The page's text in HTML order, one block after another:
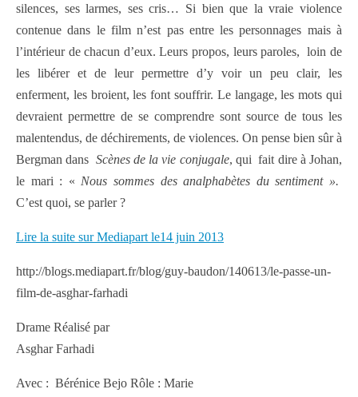
silences, ses larmes, ses cris… Si bien que la vraie violence
contenue dans le film n’est pas entre les personnages mais à
l’intérieur de chacun d’eux. Leurs propos, leurs paroles, loin de
les libérer et de leur permettre d’y voir un peu clair, les
enferment, les broient, les font souffrir. Le langage, les mots qui
devraient permettre de se comprendre sont source de tous les
malentendus, de déchirements, de violences. On pense bien sûr à
Bergman dans Scènes de la vie conjugale, qui fait dire à Johan,
le mari : « Nous sommes des analphabètes du sentiment ».
C’est quoi, se parler ?
Lire la suite sur Mediapart le14 juin 2013
http://blogs.mediapart.fr/blog/guy-baudon/140613/le-passe-un-
film-de-asghar-farhadi
Drame Réalisé par
Asghar Farhadi
Avec : Bérénice Bejo Rôle : Marie